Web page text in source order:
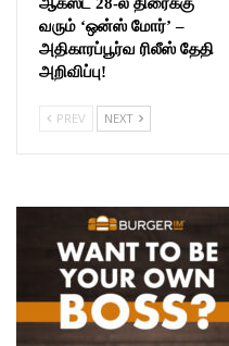
வரும் ‘ஒன்ஸ் மோர்’ –
அதிகாரப்பூர்வ ரிலீஸ் தேதி
அறிவிப்பு!
PREV NEXT